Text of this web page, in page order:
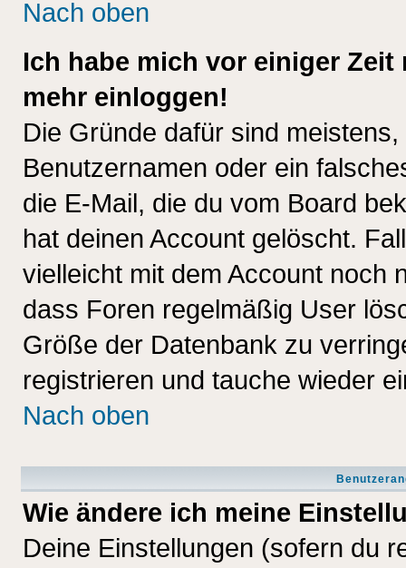
Nach oben
Ich habe mich vor einiger
mehr einloggen!
Die Gründe dafür sind
Benutzernamen oder ein
die E-Mail, die du vom Board
hat deinen Account gelöscht.
vielleicht mit dem Account noch
dass Foren regelmäßig User
Größe der Datenbank zu
registrieren und tauche wieder
Nach oben
Wie ändere ich meine
Deine Einstellungen (sofern du